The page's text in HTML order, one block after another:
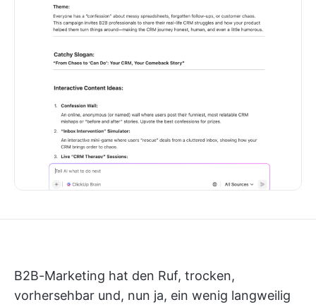
B2B-Marketing hat den Ruf, trocken,
vorhersehbar und, nun ja, ein wenig langweilig